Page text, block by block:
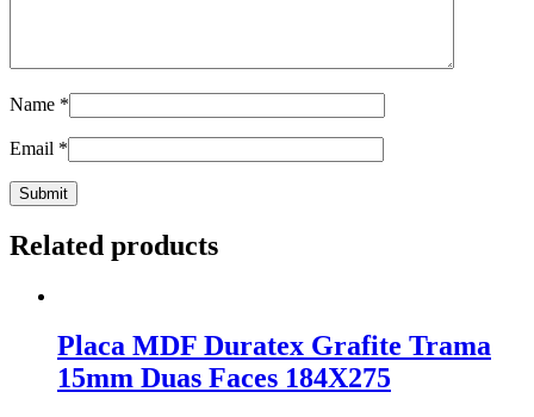
Name *
Email *
Related products
Placa MDF Duratex Grafite Trama
15mm Duas Faces 184X275